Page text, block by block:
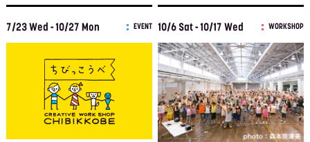
7/23 Wed - 10/27 Mon EVENT 10/6 Sat - 10/17 Wed WORKSHOP